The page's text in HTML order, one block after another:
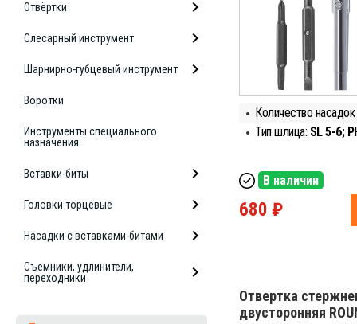
Отвёртки
Слесарный инструмент
Шарнирно-губцевый инструмент
Воротки
Инструменты специального
назначения
Вставки-биты
Головки торцевые
Насадки с вставками-битами
Съемники, удлинители,
переходники
Количество
Тип шлица: SL 5-6;
В наличии
680 ₽
Отвертка
двусторонняя